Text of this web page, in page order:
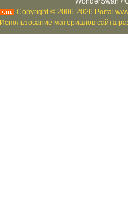
Copyright © 2006-2026 Portal
Использование материалов сайта